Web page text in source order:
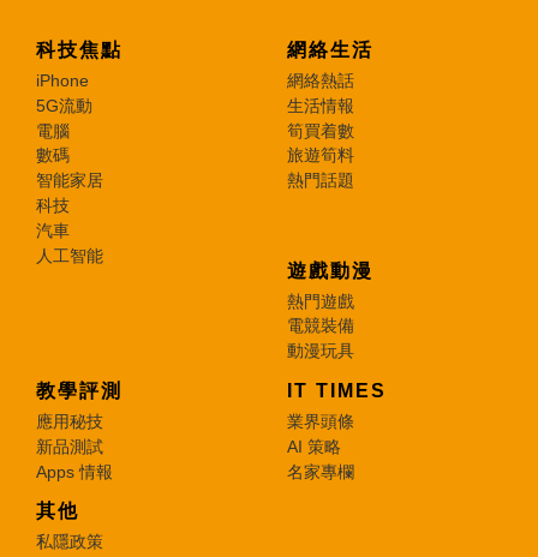
科技焦點
iPhone
5G流動
電腦
數碼
智能家居
科技
汽車
人工智能
網絡生活
網絡熱話
生活情報
筍買着數
旅遊筍料
熱門話題
遊戲動漫
熱門遊戲
電競裝備
動漫玩具
教學評測
應用秘技
新品測試
Apps 情報
IT TIMES
業界頭條
AI 策略
名家專欄
其他
私隱政策